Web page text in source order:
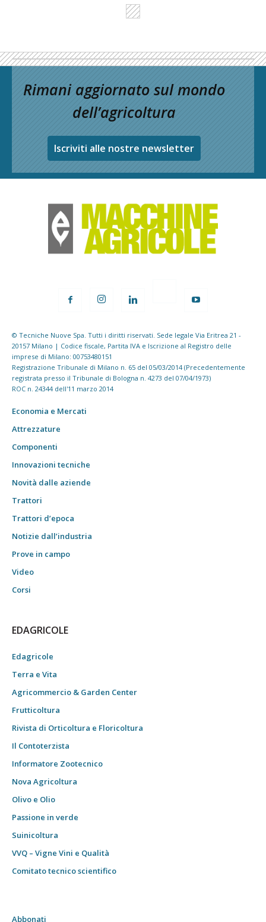
Rimani aggiornato sul mondo
dell’agricoltura
Iscriviti alle nostre newsletter
© Tecniche Nuove Spa. Tutti i diritti riservati. Sede legale Via Eritrea 21 -
20157 Milano | Codice fiscale, Partita IVA e Iscrizione al Registro delle
imprese di Milano: 00753480151
Registrazione Tribunale di Milano n. 65 del 05/03/2014 (Precedentemente
registrata presso il Tribunale di Bologna n. 4273 del 07/04/1973)
ROC n. 24344 dell'11 marzo 2014
Economia e Mercati
Attrezzature
Componenti
Innovazioni tecniche
Novità dalle aziende
Trattori
Trattori d’epoca
Notizie dall’industria
Prove in campo
Video
Corsi
EDAGRICOLE
Edagricole
Terra e Vita
Agricommercio & Garden Center
Frutticoltura
Rivista di Orticoltura e Floricoltura
Il Contoterzista
Informatore Zootecnico
Nova Agricoltura
Olivo e Olio
Passione in verde
Suinicoltura
VVQ – Vigne Vini e Qualità
Comitato tecnico scientifico
Abbonati